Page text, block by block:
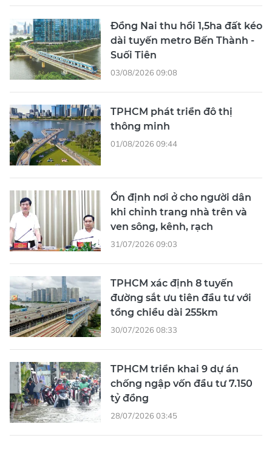
Đồng Nai thu hồi 1,5ha đất kéo
dài tuyến metro Bến Thành -
Suối Tiên
03/08/2026 09:08
TPHCM phát triển đô thị
thông minh
01/08/2026 09:44
Ổn định nơi ở cho người dân
khi chỉnh trang nhà trên và
ven sông, kênh, rạch
31/07/2026 09:03
TPHCM xác định 8 tuyến
đường sắt ưu tiên đầu tư với
tổng chiều dài 255km
30/07/2026 08:33
TPHCM triển khai 9 dự án
chống ngập vốn đầu tư 7.150
tỷ đồng
28/07/2026 03:45